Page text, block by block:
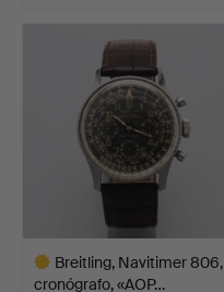
seleccionado
Breitling, Navitimer 806,
cronógrafo, «AOP…